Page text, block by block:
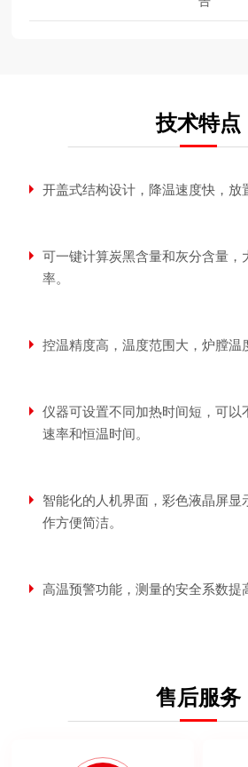
技术特点
开盖式结构设计，降温速度快，放置
可一键计算炭黑含量和灰分含量
率。
控温精度高，温度范围大，炉膛温度
仪器可设置不同加热时间短，可
速率和恒温时间。
智能化的人机界面，彩色液晶屏显示
作方便简洁。
高温预警功能，测量的安全系数提高
售后服务